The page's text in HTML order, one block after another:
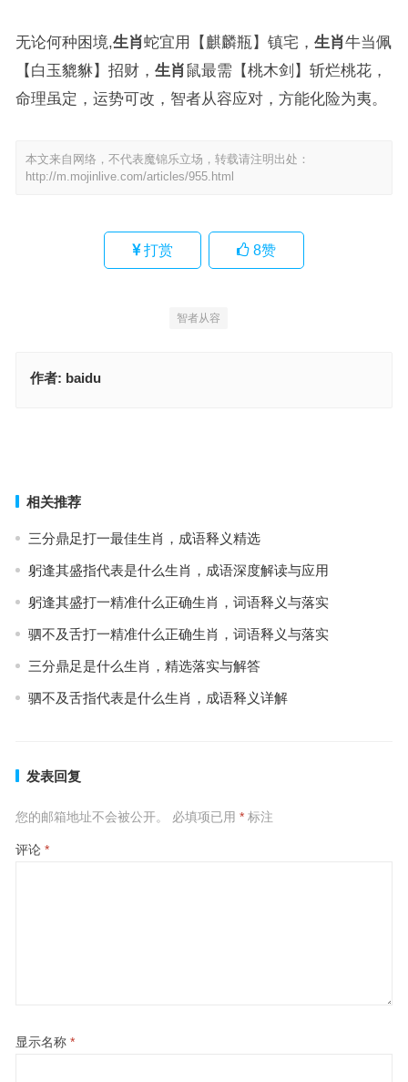
无论何种困境,生肖蛇宜用【麒麟瓶】镇宅， 生肖牛当佩
【白玉貔貅】招财， 生肖鼠最需【桃木剑】斩烂桃花，
命理虽定，运势可改，智者从容应对，方能化险为夷。
本文来自网络，不代表魔锦乐立场，转载请注明出处：
http://m.mojinlive.com/articles/955.html
打赏 8赞
智者从容
作者: baidu
相关推荐
三分鼎足打一最佳生肖，成语释义精选
躬逢其盛指代表是什么生肖，成语深度解读与应用
躬逢其盛打一精准什么正确生肖，词语释义与落实
驷不及舌打一精准什么正确生肖，词语释义与落实
三分鼎足是什么生肖，精选落实与解答
驷不及舌指代表是什么生肖，成语释义详解
发表回复
您的邮箱地址不会被公开。 必填项已用 *标注
评论 *
显示名称 *